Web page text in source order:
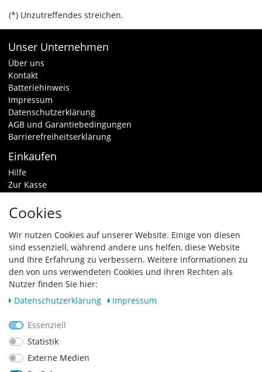
(*) Unzutreffendes streichen.
Unser Unternehmen
Über uns
Kontakt
Batteriehinweis
Impressum
Datenschutzerklärung
AGB und Garantiebedingungen
Barrierefreiheitserklärung
Einkaufen
Hilfe
Zur Kasse
Zahlungsarten & Versand
Widerrufsrecht
Vertrag widerrufen
Zahlungsarten
Cookies
Wir nutzen Cookies auf unserer Website. Einige von diesen
sind essenziell, während andere uns helfen, diese Website
und Ihre Erfahrung zu verbessern. Weitere Informationen zu
den von uns verwendeten Cookies und Ihren Rechten als
Nutzer finden Sie hier:
Daten­schutz­erklärung
Impressum
Essenziell
Statistik
Externe Medien